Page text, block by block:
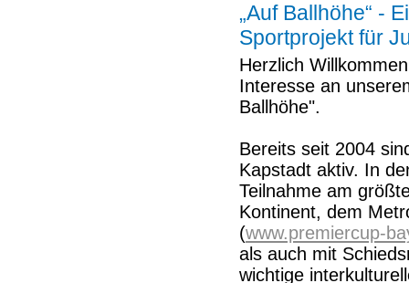
„Auf Ballhöhe“ -
Sportprojekt für
Herzlich
Interesse an
Ballhöhe".
Bereits seit 2004
Kapstadt aktiv. In
Teilnahme am
Kontinent, dem
(www.premiercup-
als auch mit
wichtige